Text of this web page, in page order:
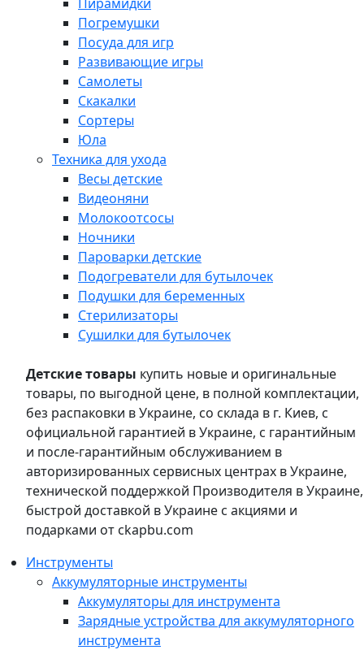
Погремушки
Посуда для игр
Развивающие игры
Самолеты
Скакалки
Сортеры
Юла
Техника для ухода
Весы детские
Видеоняни
Молокоотсосы
Ночники
Пароварки детские
Подогреватели для бутылочек
Подушки для беременных
Стерилизаторы
Сушилки для бутылочек
Детские товары купить новые и оригинальные
товары, по выгодной цене, в полной комплектации,
без распаковки в Украине, со склада в г. Киев, с
официальной гарантией в Украине, с гарантийным
и после-гарантийным обслуживанием в
авторизированных сервисных центрах в Украине,
технической поддержкой Производителя в Украине,
быстрой доставкой в Украине с акциями и
подарками от ckapbu.com
Инструменты
Аккумуляторные инструменты
Аккумуляторы для инструмента
Зарядные устройства для аккумуляторного
инструмента